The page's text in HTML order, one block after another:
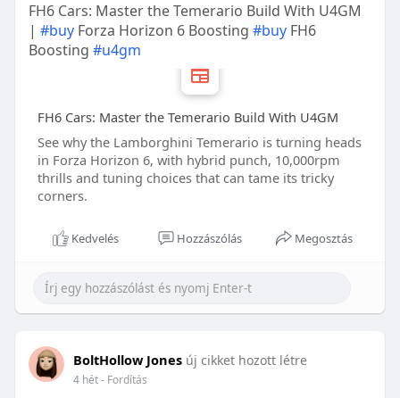
FH6 Cars: Master the Temerario Build With U4GM
| #buyForza Horizon 6 Boosting #buyFH6
Boosting #u4gm
FH6 Cars: Master the Temerario Build With U4GM
See why the Lamborghini Temerario is turning heads
in Forza Horizon 6, with hybrid punch, 10,000rpm
thrills and tuning choices that can tame its tricky
corners.
Kedvelés Hozzászólás Megosztás
BoltHollow Jones új cikket hozott létre
4 hét- Fordítás